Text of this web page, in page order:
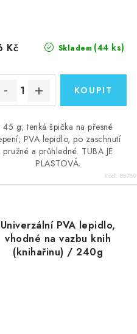
Skladem (44 ks)
Kč
45 g; tenká špička na přesné
PVA lepidlo, po zaschnutí
pružné a průhledné. TUBA JE
PLASTOVÁ.
Kód: 88769
Univerzální PVA lepidlo,
vhodné na vazbu knih
(knihařinu) / 240g